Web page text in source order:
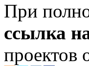
При
ссылка
проектов